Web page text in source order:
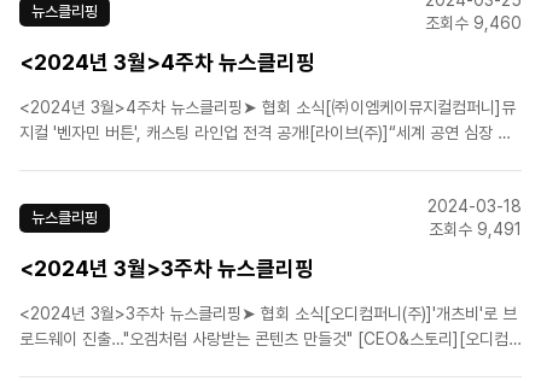
뉴스클리핑
조회수 9,460
<2024년 3월>4주차 뉴스클리핑
<2024년 3월>4주차 뉴스클리핑➤ 협회 소식[㈜이엠케이뮤지컬컴퍼니]뮤
지컬 '벤자민 버튼', 캐스팅 라인업 전격 공개![라이브(주)]“세계 공연 심장 英
르담 드 파리' 서울 공연 폐막…11..
뉴스클리핑
2024-03-18
조회수 9,491
<2024년 3월>3주차 뉴스클리핑
<2024년 3월>3주차 뉴스클리핑➤ 협회 소식[오디컴퍼니(주)]'개츠비'로 브
로드웨이 진출…"오겜처럼 사랑받는 콘텐츠 만들것" [CEO&스토리][오디컴